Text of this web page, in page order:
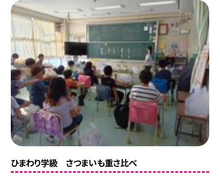
ひまわり学級 さつまいも重さ比べ